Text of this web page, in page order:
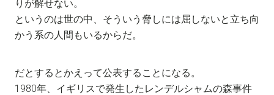
りが解せない。
というのは世の中、そういう脅しには屈しないと立ち向
かう系の人間もいるからだ。
だとするとかえって公表することになる。
1980年、イギリスで発生したレンデルシャムの森事件